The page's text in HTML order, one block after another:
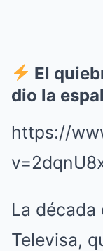
El
dio la
https://
La
Televisa,